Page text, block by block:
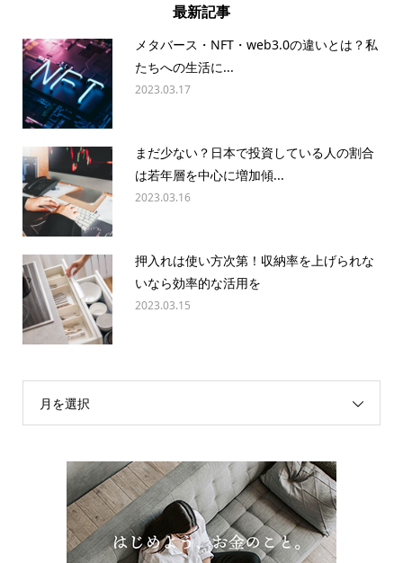
最新記事
メタバース・NFT・web3.0の違いとは？私
たちへの生活に...
2023.03.17
まだ少ない？日本で投資している人の割合
は若年層を中心に増加傾...
2023.03.16
押入れは使い方次第！収納率を上げられな
いなら効率的な活用を
2023.03.15
月を選択